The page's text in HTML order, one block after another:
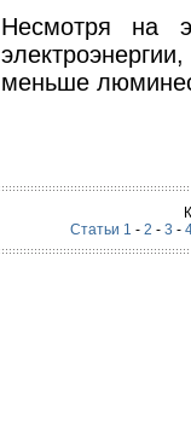
Несмотря на
меньше
Статьи 1 - 2 - 3 -